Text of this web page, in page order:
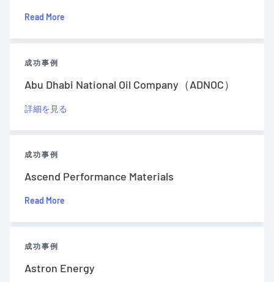
Read More
成功事例
Abu Dhabi National Oil Company（ADNOC）
詳細を見る
成功事例
Ascend Performance Materials
Read More
成功事例
Astron Energy